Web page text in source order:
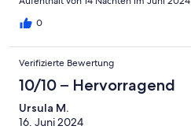
0
Verifizierte Bewertung
10/10 – Hervorragend
Ursula M.
16. Juni 2024